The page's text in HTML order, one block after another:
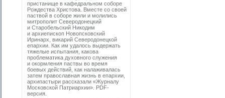
пристанище в кафедральном соборе
Рождества Христова. Вместе со своей
паствой в соборе жили и молились
митрополит Северодонецкий
и Старобельский Никодим
и архиепископ Новопсковский
Иринарх, викарий Северодонецкой
епархии. Как им удалось выдержать
тяжелые испытания, какова
проблематика духовного служения
и окормления паствы во время
боевых действий, как налаживалась
затем православная жизнь в епархии,
архипастыри рассказали «Журналу
Московской Патриархии». PDF-
версия.